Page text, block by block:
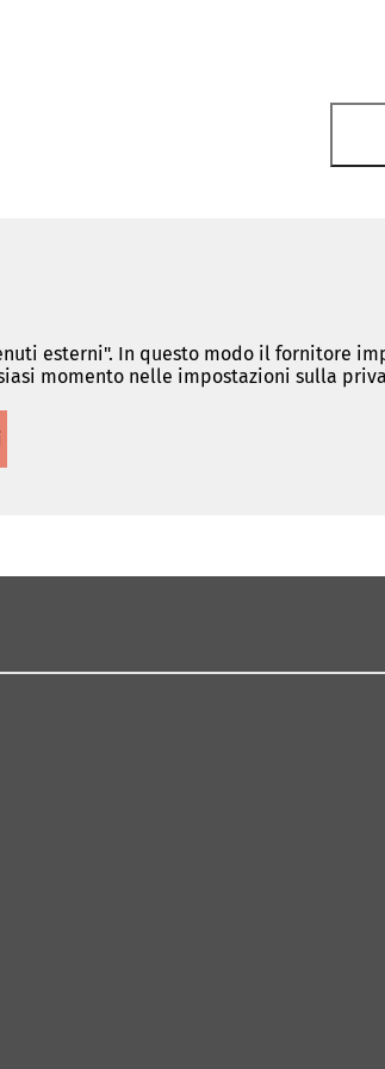
esterni". In questo modo il fornitore
momento nelle impostazioni sulla